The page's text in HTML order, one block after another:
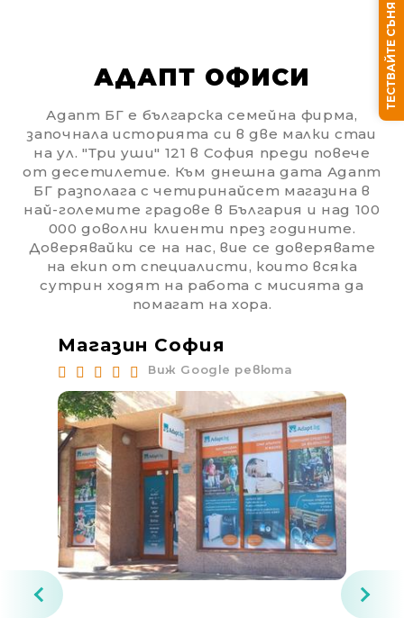
АДАПТ ОФИСИ
Адапт БГ е българска семейна фирма,
започнала историята си в две малки стаи
на ул. "Три уши" 121 в София преди повече
от десетилетие. Към днешна дата Адапт
БГ разполага с четиринайсет магазина в
най-големите градове в България и над 100
000 доволни клиенти през годините.
Доверявайки се на нас, вие се доверявате
на екип от специалисти, които всяка
сутрин ходят на работа с мисията да
помагат на хора.
Магазин София
Виж Google ревюта
ТЕСТВАЙТЕ СЪНЯ СИ